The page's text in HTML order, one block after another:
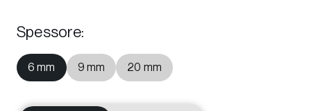
Spessore:
6 mm 9 mm 20 mm